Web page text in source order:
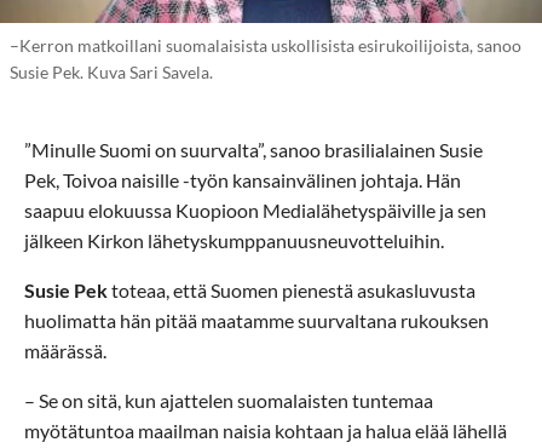
–Kerron matkoillani suomalaisista uskollisista esirukoilijoista, sanoo
Susie Pek. Kuva Sari Savela.
”Minulle Suomi on suurvalta”, sanoo brasilialainen Susie
Pek, Toivoa naisille -työn kansainvälinen johtaja. Hän
saapuu elokuussa Kuopioon Medialähetyspäiville ja sen
jälkeen Kirkon lähetyskumppanuusneuvotteluihin.
Susie Pektoteaa, että Suomen pienestä asukasluvusta
huolimatta hän pitää maatamme suurvaltana rukouksen
määrässä.
– Se on sitä, kun ajattelen suomalaisten tuntemaa
myötätuntoa maailman naisia kohtaan ja halua elää lähellä